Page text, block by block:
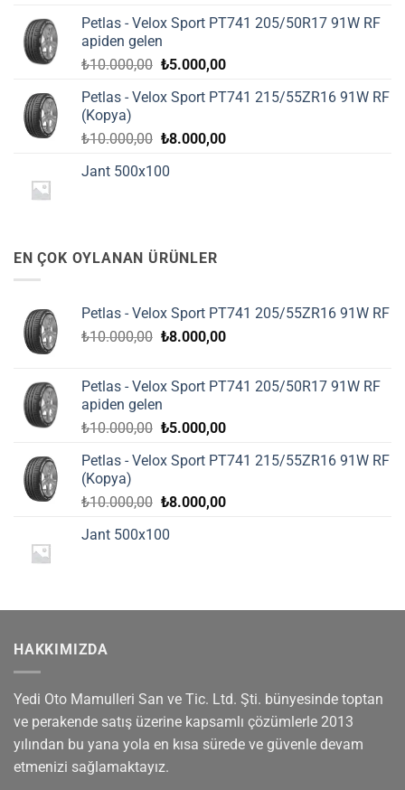
₺8.000,00.
Petlas - Velox Sport PT741 205/50R17 91W RF
apiden gelen
₺10.000,00 Orijinal
₺10.000,00.
₺5.000,00Şu
fiyat:
Petlas - Velox Sport PT741 215/55ZR16 91W RF
(Kopya)
₺10.000,00 Orijinal
₺10.000,00.
₺8.000,00Şu
Jant 500x100
EN ÇOK OYLANAN ÜRÜNLER
Petlas - Velox Sport PT741 205/55ZR16 91W RF
₺10.000,00 Orijinal
₺8.000,00Şu
₺8.000,00.
Petlas - Velox Sport PT741 205/50R17 91W RF
apiden gelen
₺10.000,00 Orijinal
₺10.000,00.
₺5.000,00Şu
fiyat:
Petlas - Velox Sport PT741 215/55ZR16 91W RF
(Kopya)
₺10.000,00 Orijinal
₺10.000,00.
₺8.000,00Şu
Jant 500x100
HAKKIMIZDA
Yedi Oto Mamulleri San ve Tic. Ltd. Şti. bünyesinde toptan
ve perakende satış üzerine kapsamlı çözümlerle 2013
yılından bu yana yola en kısa sürede ve güvenle devam
etmenizi sağlamaktayız.